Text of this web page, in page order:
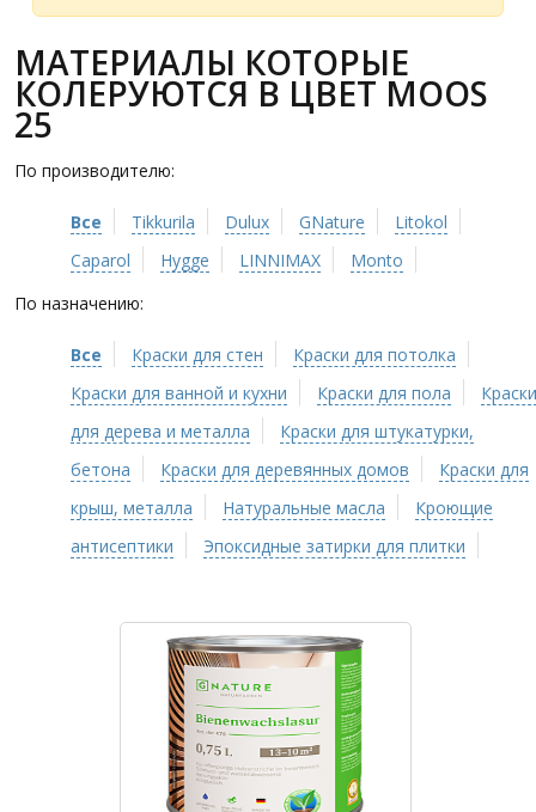
МАТЕРИАЛЫ КОТОРЫЕ
КОЛЕРУЮТСЯ В ЦВЕТ MOOS
25
По производителю:
Все Tikkurila Dulux GNature
Litokol
Caparol
Hygge LINNIMAX
Monto
По назначению:
Все Краски для стен
Краски для потолка
Краски для ванной и кухни
Краски для пола
Краски
для дерева и металла
Краски для штукатурки,
бетона
Краски для деревянных домов
Краски для
крыш, металла
Натуральные масла
Кроющие
антисептики
Эпоксидные затирки для плитки